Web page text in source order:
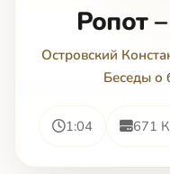
Ропот
Островский
Беседы о
1:04 671